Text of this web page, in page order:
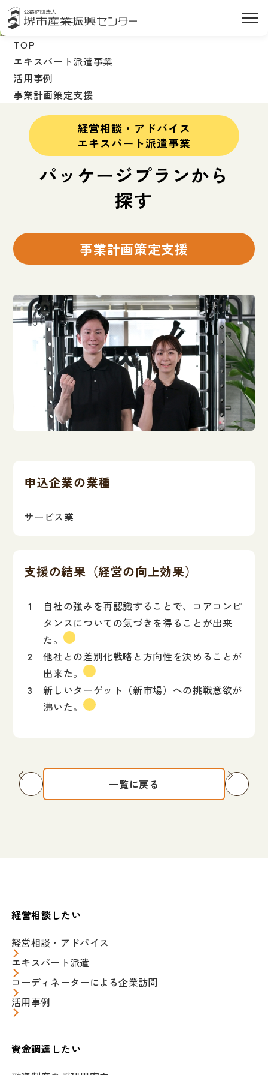
TOP
エキスパート派遣事業
活用事例
事業計画策定支援
経営相談・アドバイス
エキスパート派遣事業
パッケージプランから
探す
事業計画策定支援
申込企業の業種
サービス業
支援の結果（経営の向上効果）
自社の強みを再認識することで、コアコンピ
タンスについての気づきを得ることが出来
た。
他社との差別化戦略と方向性を決めることが
出来た。
新しいターゲット（新市場）への挑戦意欲が
沸いた。
一覧に戻る
経営相談したい
経営相談・アドバイス
エキスパート派遣
コーディネーターによる企業訪問
活用事例
資金調達したい